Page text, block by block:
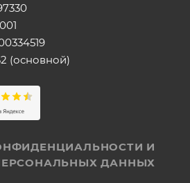
(основной)
И
ДАННЫХ